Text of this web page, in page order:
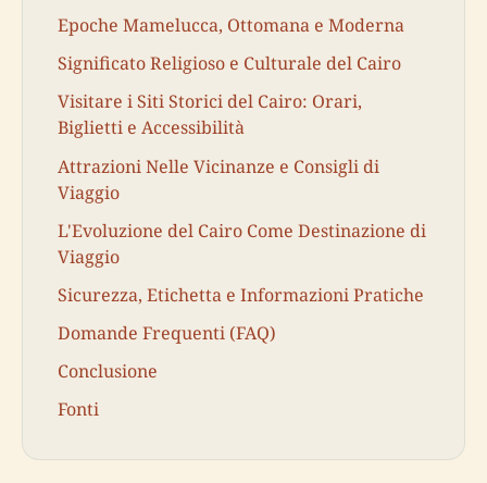
Epoche Mamelucca, Ottomana e Moderna
Significato Religioso e Culturale del Cairo
Visitare i Siti Storici del Cairo: Orari,
Biglietti e Accessibilità
Attrazioni Nelle Vicinanze e Consigli di
Viaggio
L'Evoluzione del Cairo Come Destinazione di
Viaggio
Sicurezza, Etichetta e Informazioni Pratiche
Domande Frequenti (FAQ)
Conclusione
Fonti